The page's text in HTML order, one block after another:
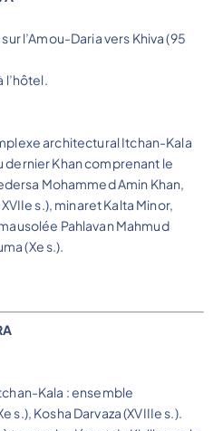
l’Amou-Daria vers Khiva (95
l’hôtel.
architectural Itchan-Kala
dernier Khan comprenant le
Mohammed Amin Khan,
s.), minaret Kalta Minor,
Pahlavan Mahmud
(Xe s.).
Kala : ensemble
s.), Kosha Darvaza (XVIIIe s.).